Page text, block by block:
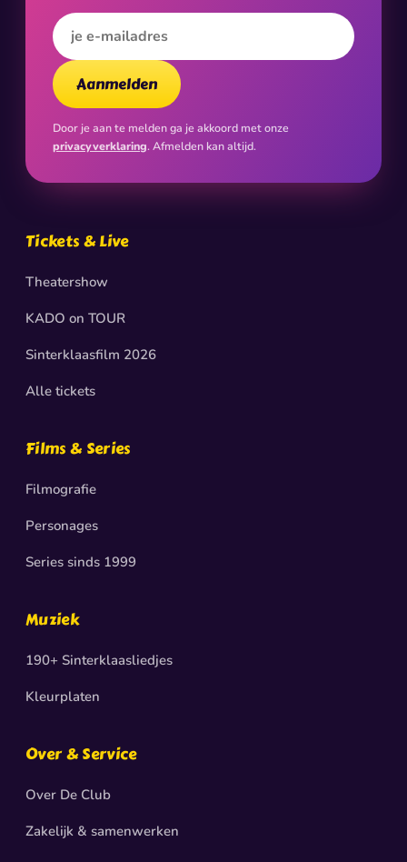
E-mailadres
Aanmelden
Door je aan te melden ga je akkoord met onze
privacyverklaring. Afmelden kan altijd.
Tickets & Live
Theatershow
KADO on TOUR
Sinterklaasfilm 2026
Alle tickets
Films & Series
Filmografie
Personages
Series sinds 1999
Muziek
190+ Sinterklaasliedjes
Kleurplaten
Over & Service
Over De Club
Zakelijk & samenwerken